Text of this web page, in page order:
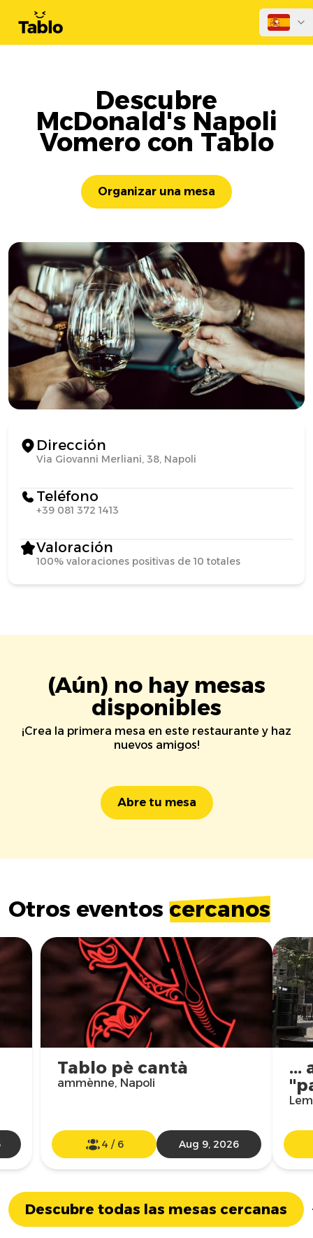
Descubre
McDonald's Napoli
Vomero con Tablo
Organizar una mesa
Dirección
Via Giovanni Merliani, 38, Napoli
Teléfono
+39 081 372 1413
Valoración
100% valoraciones positivas de 10 totales
(Aún) no hay mesas
disponibles
¡Crea la primera mesa en este restaurante y haz
nuevos amigos!
Abre tu mesa
Otros eventos cercanos
Tablo pè cantà
ammènne, Napoli
4 / 6 Aug 9, 2026
...
Descubre todas las mesas cercanas